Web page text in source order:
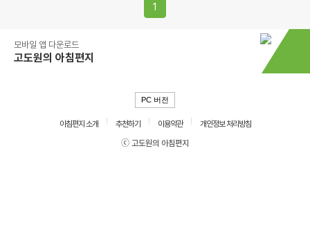
1
모바일 앱 다운로드
고도원의 아침편지
PC 버전
아침편지 소개 추천하기 이용약관
개인정보 처리방침
ⓒ 고도원의 아침편지